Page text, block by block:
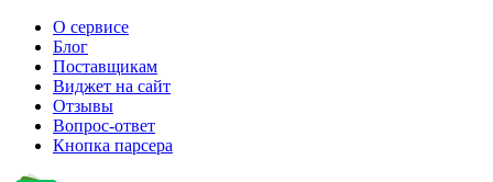
О сервисе
Блог
Поставщикам
Виджет на сайт
Отзывы
Вопрос-ответ
Кнопка парсера